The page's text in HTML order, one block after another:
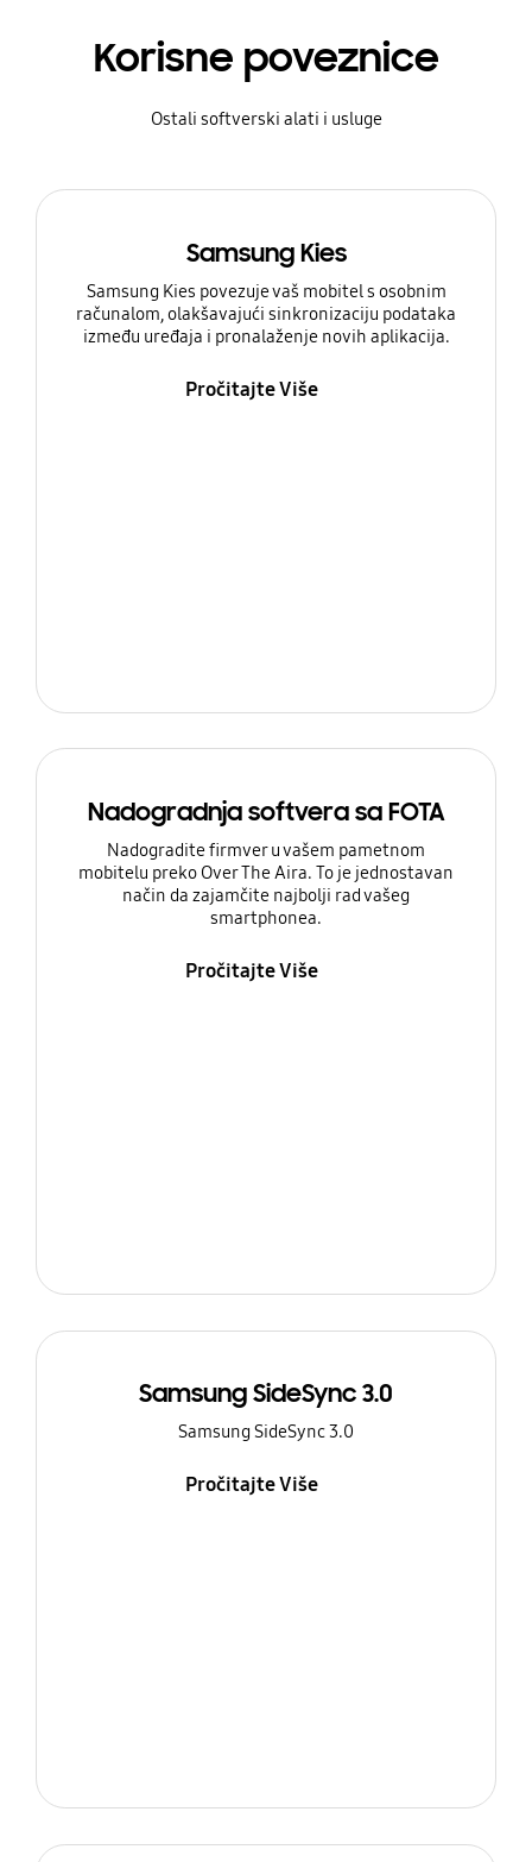
Korisne poveznice
Ostali softverski alati i usluge
Samsung Kies
Samsung Kies povezuje vaš mobitel s osobnim
računalom, olakšavajući sinkronizaciju podataka
između uređaja i pronalaženje novih aplikacija.
Pročitajte Više
Nadogradnja softvera sa FOTA
Nadogradite firmver u vašem pametnom
mobitelu preko Over The Aira. To je jednostavan
način da zajamčite najbolji rad vašeg
smartphonea.
Pročitajte Više
Samsung SideSync 3.0
Samsung SideSync 3.0
Pročitajte Više